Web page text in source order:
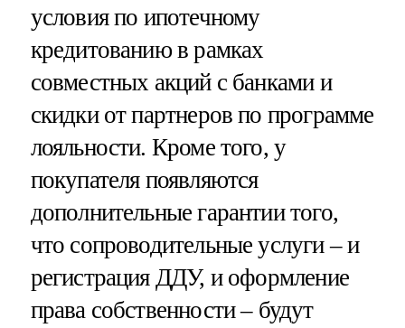
условия по ипотечному
кредитованию в рамках
совместных акций с банками и
скидки от партнеров по программе
лояльности. Кроме того, у
покупателя появляются
дополнительные гарантии того,
что сопроводительные услуги – и
регистрация ДДУ, и оформление
права собственности – будут